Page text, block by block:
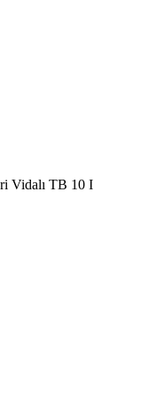
Vidalı TB 10 I